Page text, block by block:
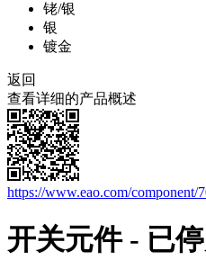
铑/银
银
镀金
返回
查看详细的产品概述
https://www.eao.com/component/
开关元件 - 已